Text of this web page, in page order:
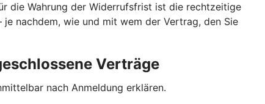
die Wahrung der Widerrufsfrist ist die rechtzeitige
nachdem, wie und mit wem der Vertrag, den Sie
Verträge
nach Anmeldung erklären.